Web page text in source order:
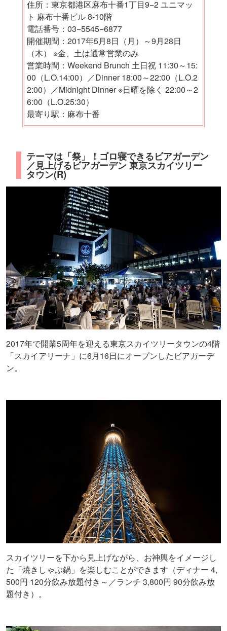
住所：東京都港区麻布十番1丁目9−2 ユニマッ
ト 麻布十番ビル 8-10階
電話番号：03−5545−6877
開催期間：2017年5月8日（月）～9月28日
（木） ※金、土は通常営業のみ
営業時間：Weekend Brunch 土日祝 11:30～15:
00（L.O.14:00）／Dinner 18:00～22:00（L.O.2
2:00）／Midnight Dinner ※日曜を除く 22:00～2
6:00（L.O.25:30）
最寄り駅：麻布十番
テーマは「祭」！ゴロ寝できるビアガーデン
／見上げるビアガーデン 東京スカイツリー
タウン(R)
2017年で開業5周年を迎える東京スカイツリータウンの4階
「スカイアリーナ」に6月16日にオープンしたビアガーデ
ン。
スカイツリーを下から見上げながら、お神輿をイメージし
た「焼きしゃぶ鍋」を楽しむことができます（ディナー 4,
500円 120分飲み放題付き～／ランチ 3,800円 90分飲み放
題付き）。